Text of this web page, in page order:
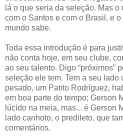
lá o que seria da seleção. Mas
com o Santos e com o Brasil, e
mundo sabe.
Toda essa introdução é para
não conta hoje, em seu clube,
ao seu talento. Digo “próximos”
seleção ele tem. Tem a seu lado
pesado, um Patito Rodríguez,
em boa parte do tempo; Gerson
lúcido na meia, mas... é Gerson
lado canhoto, o predileto, que
comentários.